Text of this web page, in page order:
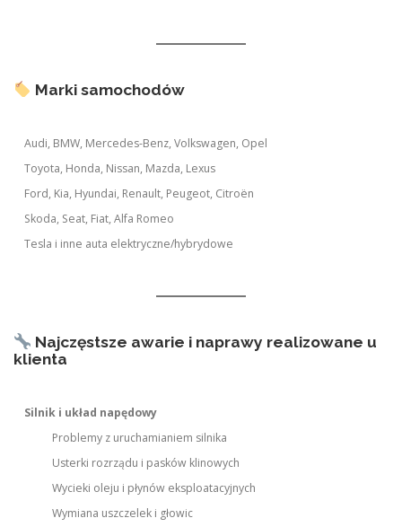
Marki samochodów
Audi, BMW, Mercedes-Benz, Volkswagen, Opel
Toyota, Honda, Nissan, Mazda, Lexus
Ford, Kia, Hyundai, Renault, Peugeot, Citroën
Skoda, Seat, Fiat, Alfa Romeo
Tesla i inne auta elektryczne/hybrydowe
Najczęstsze awarie i naprawy realizowane u
klienta
Silnik i układ napędowy
Problemy z uruchamianiem silnika
Usterki rozrządu i pasków klinowych
Wycieki oleju i płynów eksploatacyjnych
Wymiana uszczelek i głowic